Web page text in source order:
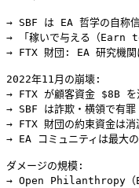
→ SBF は EA 哲学の自称
→ 「稼いで与える（Earn
→ FTX 財団: EA 研究機関
2022年11月の崩壊:
→ FTX が顧客資金 $8B を
→ SBF は詐欺・横領で有罪
→ FTX 財団の約束資金は消
→ EA コミュニティは最大
ダメージの規模:
→ Open Philanthropy（